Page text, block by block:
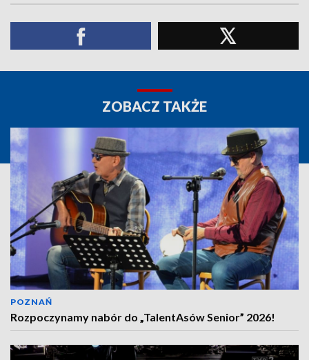
ZOBACZ TAKŻE
POZNAŃ
Rozpoczynamy nabór do „TalentAsów Senior” 2026!